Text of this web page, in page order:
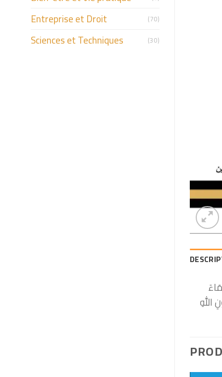
Entreprise et Droit (70)
Sciences et Techniques (30)